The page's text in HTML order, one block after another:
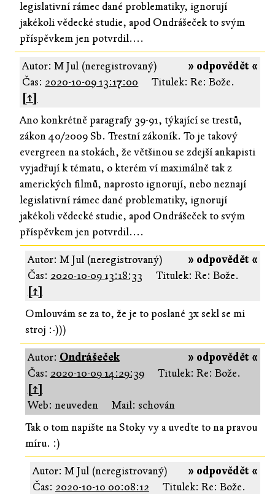
legislativní rámec dané problematiky, ignorují
jakékoli vědecké studie, apod Ondrášeček to svým
příspěvkem jen potvrdil....
» odpovědět «
Autor: M Jul (neregistrovaný)
Čas: 2020-10-09 13:17:00
Titulek: Re: Bože.
[↑]
Ano konkrétně paragrafy 39-91, týkající se trestů,
zákon 40/2009 Sb. Trestní zákoník. To je takový
evergreen na stokách, že většinou se zdejší ankapisti
vyjadřují k tématu, o kterém ví maximálně tak z
amerických filmů, naprosto ignorují, nebo neznají
legislativní rámec dané problematiky, ignorují
jakékoli vědecké studie, apod Ondrášeček to svým
příspěvkem jen potvrdil....
» odpovědět «
Autor: M Jul (neregistrovaný)
Čas: 2020-10-09 13:18:33
Titulek: Re: Bože.
[↑]
Omlouvám se za to, že je to poslané 3x sekl se mi
stroj :-)))
» odpovědět «
Autor: Ondrášeček
Čas: 2020-10-09 14:29:39
Titulek: Re: Bože.
[↑]
Web: neuveden
Mail: schován
Tak o tom napište na Stoky vy a uveďte to na pravou
míru. :)
» odpovědět «
Autor: M Jul (neregistrovaný)
Čas: 2020-10-10 00:08:12
Titulek: Re: Bože.